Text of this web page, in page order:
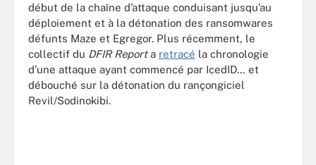
début de la chaîne d’attaque conduisant jusqu’au
déploiement et à la détonation des ransomwares
défunts Maze et Egregor. Plus récemment, le
collectif du DFIR Reporta retracé la chronologie
d’une attaque ayant commencé par IcedID… et
débouché sur la détonation du rançongiciel
Revil/Sodinokibi.